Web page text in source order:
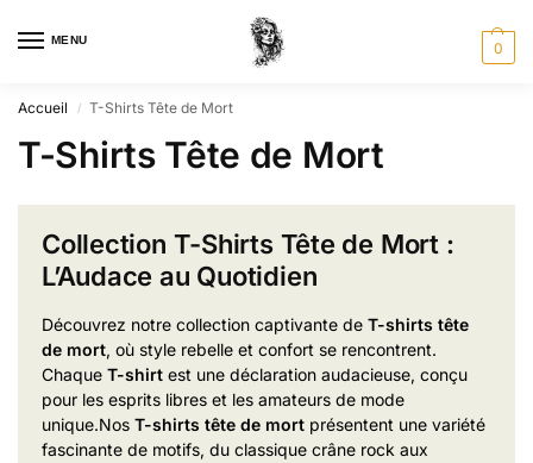
MENU 0
Accueil / T-Shirts Tête de Mort
T-Shirts Tête de Mort
Collection T-Shirts Tête de Mort :
L’Audace au Quotidien
Découvrez notre collection captivante de T-shirts tête
de mort, où style rebelle et confort se rencontrent.
Chaque T-shirt est une déclaration audacieuse, conçu
pour les esprits libres et les amateurs de mode
unique.Nos T-shirts tête de mort présentent une variété
fascinante de motifs, du classique crâne rock aux